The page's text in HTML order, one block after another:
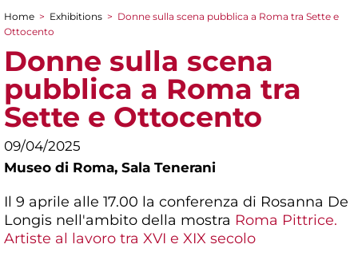
You are here
Home > Exhibitions > Donne sulla scena pubblica a Roma tra Sette e
Ottocento
Donne sulla scena
pubblica a Roma tra
Sette e Ottocento
09/04/2025
Museo di Roma, Sala Tenerani
Il 9 aprile alle 17.00 la conferenza di Rosanna De
Longis nell'ambito della mostra Roma Pittrice.
Artiste al lavoro tra XVI e XIX secolo